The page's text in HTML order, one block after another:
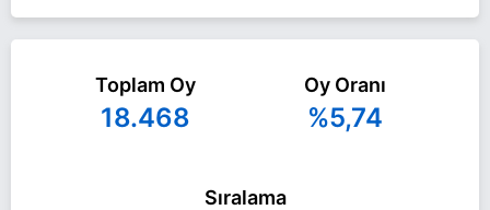
adayı olarak Zafer Partisi ile 31 Mart 2024 yerel
seçimlerinde yarışıyor. Ahmet Dikici ile ilgili daha
fazla bilgi için
Ahmet Dikici Haberlerisayfamızı
Toplam Oy
18.468
Oy Oranı
%5,74
Sıralama